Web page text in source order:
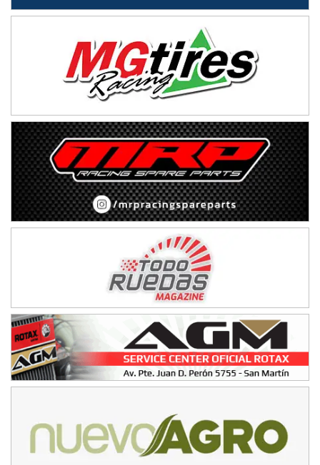
Avellaneda (Santa Fe)
SUR SANTAFESINO - F4
José Samuel Sánchez (Tierra)
Rufino (Santa Fe)
TUCUMANO - F5
El Timbó (Tucumán)